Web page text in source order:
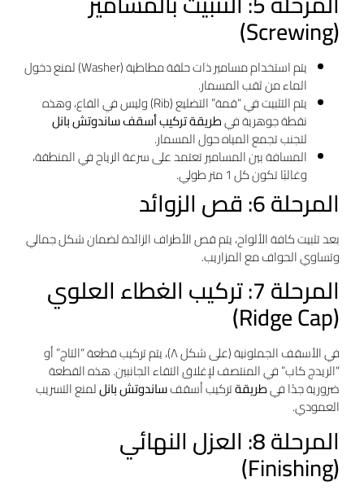
(Screwing)
يتم استخدام مسامير ذات حلقة مطاطية (Washer) لمنع دخول
الماء من ثقب المسمار.
يتم التثبيت في “قمة” التضليع (Rib) وليس في القاع، وهذه
نقطة جوهرية فيطريقة تركيب أسقف ساندوتش بانل
لتجنب تجمع المياه حول المسمار.
المسافة بين المسامير تعتمد على سرعة الرياح في المنطقة،
وغالبًا تكون كل 1 متر طولي.
المرحلة 6: قص الزوائد
بعد تثبيت كافة الألواح، يتم قص الأطراف الزائدة لضمان شكل جمالي
وتساوي الحواف مع المزاريب.
المرحلة 7: تركيب الغطاء العلوي
(Ridge Cap)
في الأسقف الجملونية (على شكل ٨)، يتم تركيب قطعة “التاج” أو
“الريدج كاب” في المنتصف لإغلاق التقاء الجانبين. هذه القطعة
ضرورية جدًا فيطريقةتركيب أسقفساندوتش بانللمنع التسريب
العمودي.
المرحلة 8: العزل النهائي
(Finishing)